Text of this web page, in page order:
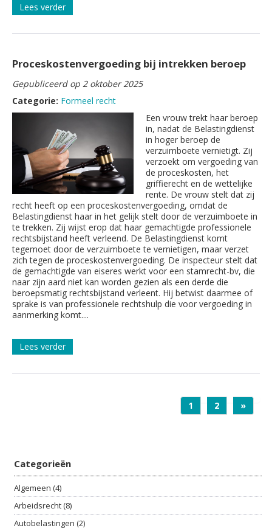
Lees verder
Proceskostenvergoeding bij intrekken beroep
Gepubliceerd op 2 oktober 2025
Categorie: Formeel recht
Een vrouw trekt haar beroep
in, nadat de Belastingdienst
in hoger beroep de
verzuimboete vernietigt. Zij
verzoekt om vergoeding van
de proceskosten, het
griffierecht en de wettelijke
rente. De vrouw stelt dat zij
recht heeft op een proceskostenvergoeding, omdat de
Belastingdienst haar in het gelijk stelt door de verzuimboete in
te trekken. Zij wijst erop dat haar gemachtigde professionele
rechtsbijstand heeft verleend. De Belastingdienst komt
tegemoet door de verzuimboete te vernietigen, maar verzet
zich tegen de proceskostenvergoeding. De inspecteur stelt dat
de gemachtigde van eiseres werkt voor een stamrecht-bv, die
naar zijn aard niet kan worden gezien als een derde die
beroepsmatig rechtsbijstand verleent. Hij betwist daarmee of
sprake is van professionele rechtshulp die voor vergoeding in
aanmerking komt....
Lees verder
1 2 »
Categorieën
Algemeen (4)
Arbeidsrecht (8)
Autobelastingen (2)